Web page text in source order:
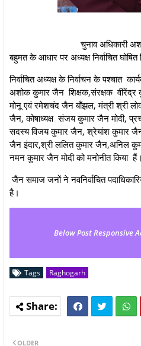
चुनाव अधिकारी अशोक
बहुमत के आधार पर अध्यक्ष निर्वाचित
निर्वाचित अध्यक्ष के निर्वाचन के पश्चात
अशोक कुमार जैन शिक्षक,संरक्षक
मोनू एवं रमेशचंद जैन बाँझल, मंत्री श्री
जैन, कोषाध्यक्ष संजय कुमार जैन मोदी,
सदस्य विजय कुमार जैन, श्रेयांश कुमार
जैन इंदार,श्री ललित कुमार जैन,अनिल
नमन कुमार जैन मोदी को मनोनीत किया हैं।
जैन समाज जनों ने नवनिर्वाचित
है।
Below Post Responsive
Tags Raghogarh
OLDER